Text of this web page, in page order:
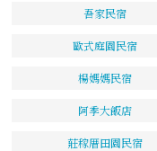
吾家民宿
歐式庭園民宿
楊媽媽民宿
阿季大飯店
莊稼厝田園民宿